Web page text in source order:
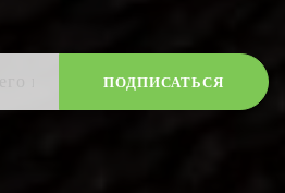
ПОДПИСАТЬСЯ